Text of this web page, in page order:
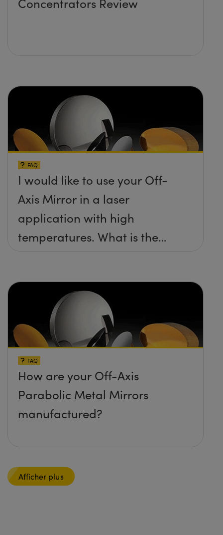
FAQ
I would like to use your Off-
Axis Mirror in a laser
application with high
temperatures. What is the
mirrors can withstand?
FAQ
How are your Off-Axis
Parabolic Metal Mirrors
manufactured?
Afficher plus